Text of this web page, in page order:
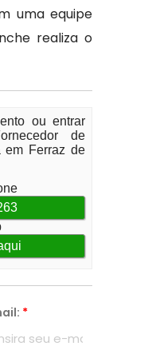
uma equipe
realiza o
ou entrar
de
em Ferraz de
*